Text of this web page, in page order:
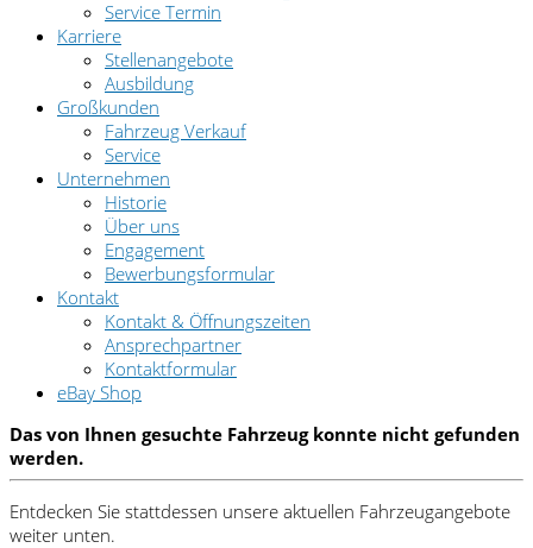
Service Termin
Karriere
Stellenangebote
Ausbildung
Großkunden
Fahrzeug Verkauf
Service
Unternehmen
Historie
Über uns
Engagement
Bewerbungsformular
Kontakt
Kontakt & Öffnungszeiten
Ansprechpartner
Kontaktformular
eBay Shop
Das von Ihnen gesuchte Fahrzeug konnte nicht gefunden
werden.
Entdecken Sie stattdessen unsere aktuellen Fahrzeugangebote
weiter unten.